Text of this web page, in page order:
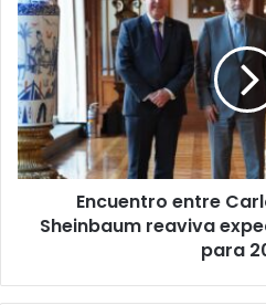
entre
Carlos
Slim
y
Claudia
Sheinbaum
reaviva
expectativas
inversión
Encuentro entre
Sheinbaum reaviva
para